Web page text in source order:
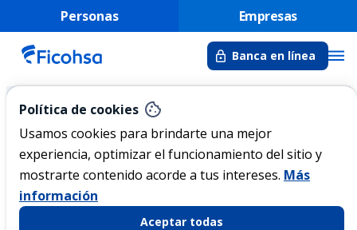
Personas Empresas
Banca en línea
Política de cookies
Usamos cookies para brindarte una mejor
experiencia, optimizar el funcionamiento del sitio y
mostrarte contenido acorde a tus intereses. Más
información
Aceptar todas
Inicio Banca Empresas
BANCA CORPORATIVA, EMPRESARIAL Y PYMES
Cuentas
Cuentas Empresariales hechas para cada tipo de negocio